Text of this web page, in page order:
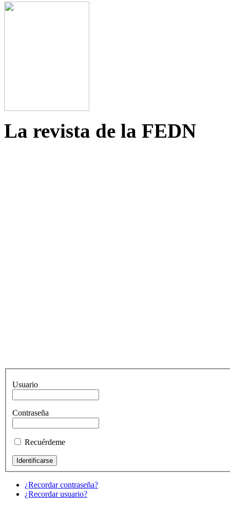
La revista de la FEDN
Usuario
Contraseña
Recuérdeme
¿Recordar contraseña?
¿Recordar usuario?